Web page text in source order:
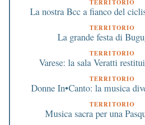
TERRITORIO
La nostra Bcc a fianco del
TERRITORIO
La grande festa di
TERRITORIO
Varese: la sala Veratti
TERRITORIO
Donne In•Canto: la musica
TERRITORIO
Musica sacra per una